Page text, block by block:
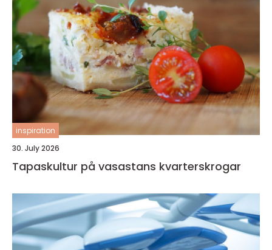
inspiration
30. July 2026
Tapaskultur på vasastans kvarterskrogar